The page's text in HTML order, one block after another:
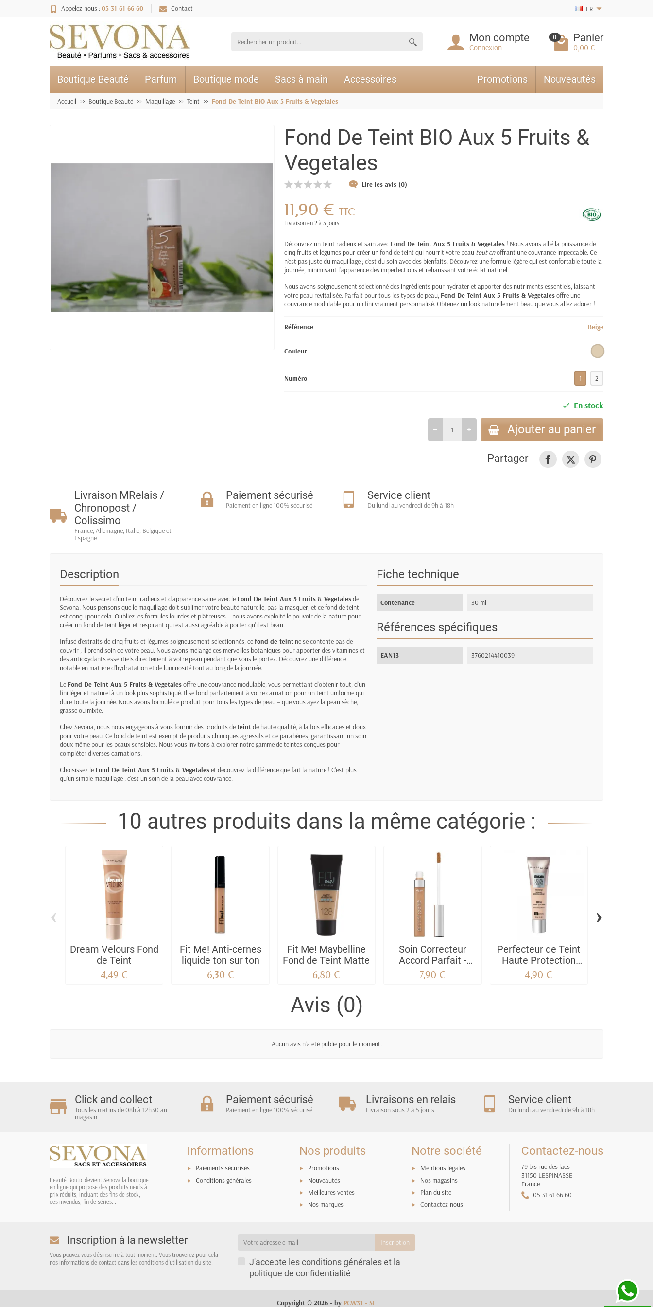
Appelez-nous :05 31 61 66 60 Contact FR
Mon compte
Connexion
0 Panier
0,00 €
Boutique Beauté Parfum Boutique mode Sacs à main Accessoires Promotions Nouveautés
Accueil Boutique Beauté Maquillage Teint Fond De Teint BIO Aux 5 Fruits & Vegetales
Fond De Teint BIO Aux 5 Fruits &
Vegetales
Lire les avis (0)
11,90 €TTC
Livraison en 2 à 5 jours
Découvrez un teint radieux et sain avec Fond De Teint Aux 5 Fruits & Vegetales ! Nous avons allié la puissance de
cinq fruits et légumes pour créer un fond de teint qui nourrit votre peau tout enoffrant une couvrance impeccable. Ce
n'est pas juste du maquillage ; c'est du soin avec des bienfaits. Découvrez une formule légère qui est confortable toute la
journée, minimisant l'apparence des imperfections et rehaussant votre éclat naturel.
Nous avons soigneusement sélectionné des ingrédients pour hydrater et apporter des nutriments essentiels, laissant
votre peau revitalisée. Parfait pour tous les types de peau, Fond De Teint Aux 5 Fruits & Vegetalesoffre une
couvrance modulable pour un fini vraiment personnalisé. Obtenez un look naturellement beau que vous allez adorer !
Référence Beige
Couleur
Numéro 1 2
En stock
Ajouter au panier
Partager
Livraison MRelais /
Chronopost /
Colissimo
France, Allemagne, Italie, Belgique et
Espagne
Paiement sécurisé
Paiement en ligne 100% sécurisé
Service client
Du lundi au vendredi de 9h à 18h
Description
Découvrez le secret d'un teint radieux et d'apparence saine avec le Fond De Teint Aux 5 Fruits & Vegetalesde
Sevona. Nous pensons que le maquillage doit sublimer votre beauté naturelle, pas la masquer, et ce fond de teint
est conçu pour cela. Oubliez les formules lourdes et plâtreuses – nous avons exploité le pouvoir de la nature pour
créer un fond de teint léger et respirant qui est aussi agréable à porter qu'il est beau.
Infusé d'extraits de cinq fruits et légumes soigneusement sélectionnés, cefond de teint ne se contente pas de
couvrir ; il prend soin de votre peau. Nous avons mélangé ces merveilles botaniques pour apporter des vitamines et
des antioxydants essentiels directement à votre peau pendant que vous le portez. Découvrez une différence
notable en matière d'hydratation et de luminosité tout au long de la journée.
Le Fond De Teint Aux 5 Fruits & Vegetalesoffre une couvrance modulable, vous permettant d'obtenir tout, d'un
fini léger et naturel à un look plus sophistiqué. Il se fond parfaitement à votre carnation pour un teint uniforme qui
dure toute la journée. Nous avons formulé ce produit pour tous les types de peau – que vous ayez la peau sèche,
grasse ou mixte.
Chez Sevona, nous nous engageons à vous fournir des produits deteintde haute qualité, à la fois efficaces et doux
pour votre peau. Ce fond de teint est exempt de produits chimiques agressifs et de parabènes, garantissant un soin
doux même pour les peaux sensibles. Nous vous invitons à explorer notre gamme de teintes conçues pour
compléter diverses carnations.
Choisissez le Fond De Teint Aux 5 Fruits & Vegetaleset découvrez la différence que fait la nature ! C'est plus
qu'un simple maquillage ; c'est un soin de la peau avec couvrance.
Fiche technique
Contenance 30 ml
Références spécifiques
EAN13 3760214410039
10 autres produits dans la même catégorie :
Dream Velours Fond
de Teint
4,49 €
Fit Me! Anti-cernes
liquide ton sur ton
6,30 €
Fit Me! Maybelline
Fond de Teint Matte
6,80 €
Soin Correcteur
Accord Parfait -
7D/W Ambre Doré
7,90 €
Perfecteur de Teint
Haute Protection
Dream Urban Cover
4,90 €
‹ ›
Avis (0)
Aucun avis n'a été publié pour le moment.
Click and collect
Tous les matins de 08h à 12h30 au
magasin
Paiement sécurisé
Paiement en ligne 100% sécurisé
Livraisons en relais
Livraison sous 2 à 5 jours
Service client
Du lundi au vendredi de 9h à 18h
Beauté Boutic devient Senova la boutique
en ligne qui propose des produits neufs à
prix réduits, incluant des fins de stock,
des invendus, fin de séries...
Informations
Paiements sécurisés
Conditions générales
Nos produits
Promotions
Nouveautés
Meilleures ventes
Nos marques
Notre société
Mentions légales
Nos magasins
Plan du site
Contactez-nous
Contactez-nous
79 bis rue des lacs
31150 LESPINASSE
France
05 31 61 66 60
Inscription à la newsletter
Vous pouvez vous désinscrire à tout moment. Vous trouverez pour cela
nos informations de contact dans les conditions d'utilisation du site.
J'accepte les conditions générales et la
politique de confidentialité
Copyright © 2026 - by PCW31 - SL